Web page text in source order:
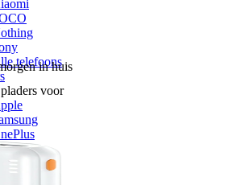
telefoons
voor
in huis